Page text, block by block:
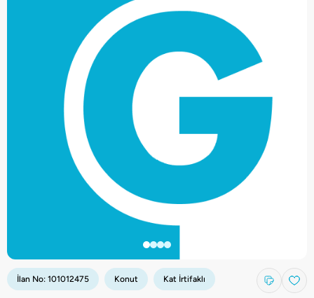
İlan No: 101012475 Konut Kat İrtifaklı